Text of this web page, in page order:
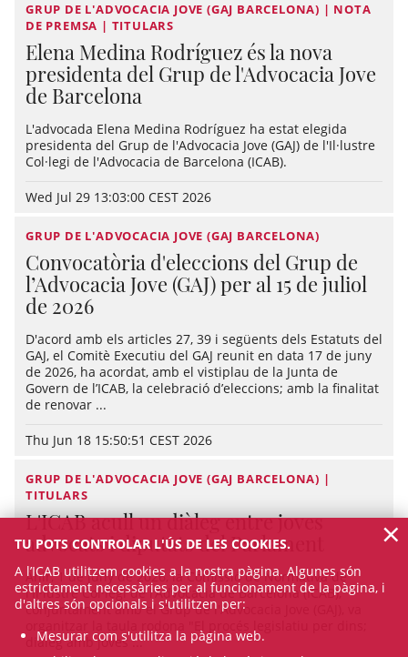
GRUP DE L'ADVOCACIA JOVE (GAJ BARCELONA) | NOTA
DE PREMSA | TITULARS
Elena Medina Rodríguez és la nova
presidenta del Grup de l'Advocacia Jove
de Barcelona
L'advocada Elena Medina Rodríguez ha estat elegida
presidenta del Grup de l'Advocacia Jove (GAJ) de l'Il·lustre
Col·legi de l'Advocacia de Barcelona (ICAB).
Wed Jul 29 13:03:00 CEST 2026
GRUP DE L'ADVOCACIA JOVE (GAJ BARCELONA)
Convocatòria d'eleccions del Grup de
l’Advocacia Jove (GAJ) per al 15 de juliol
de 2026
D'acord amb els articles 27, 39 i següents dels Estatuts del
GAJ, el Comitè Executiu del GAJ reunit en data 17 de juny
de 2026, ha acordat, amb el vistiplau de la Junta de
Govern de l’ICAB, la celebració d’eleccions; amb la finalitat
de renovar ...
Thu Jun 18 15:50:51 CEST 2026
GRUP DE L'ADVOCACIA JOVE (GAJ BARCELONA) |
TITULARS
L'ICAB acull un diàleg entre joves
advocats i diputats del Parlament
Ahir, 1 de juny de 2026, la Comissió de Normativa de
l'Il·lustre Col·legi de l’Advocacia de Barcelona (ICAB),
conjuntament amb el Grup de l'Advocacia Jove (GAJ), va
diàleg amb joves ...
TU POTS CONTROLAR L'ÚS DE LES COOKIES.
A l’ICAB utilitzem cookies a la nostra pàgina. Algunes són
estrictament necessàries per al funcionament de la pàgina, i
d'altres són opcionals i s'utilitzen per:
Mesurar com s'utilitza la pàgina web.
×